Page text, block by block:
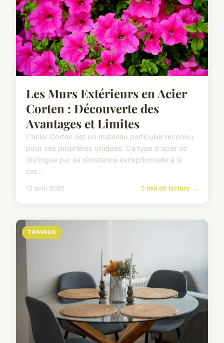
Les Murs Extérieurs en Acier
Corten : Découverte des
Avantages et Limites
L'acier Corten est un matériau particulier reconnu
pour ses propriétés uniques. Ce type d'acier se
distingue par sa résistance exceptionnelle à la
cor...
13 avril 2025 5 min de lecture →
TRAVAUX